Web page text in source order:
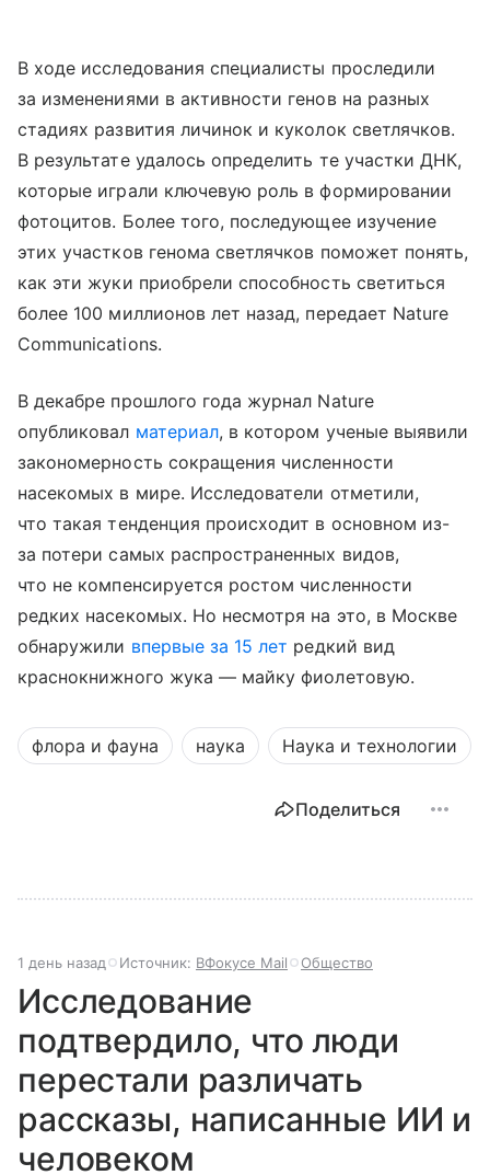
В ходе исследования специалисты проследили
за изменениями в активности генов на разных
стадиях развития личинок и куколок светлячков.
В результате удалось определить те участки ДНК,
которые играли ключевую роль в формировании
фотоцитов. Более того, последующее изучение
этих участков генома светлячков поможет понять,
как эти жуки приобрели способность светиться
более 100 миллионов лет назад, передает Nature
Communications.
В декабре прошлого года журнал Naturе
опубликовал материал, в котором ученые выявили
закономерность сокращения численности
насекомых в мире. Исследователи отметили,
что такая тенденция происходит в основном из-
за потери самых распространенных видов,
что не компенсируется ростом численности
редких насекомых. Но несмотря на это, в Москве
обнаружили впервые за 15 лет редкий вид
краснокнижного жука — майку фиолетовую.
флора и фауна наука Наука и технологии
Поделиться
1 день назад Источник: ВФокусе Mail Общество
Исследование
подтвердило, что люди
перестали различать
рассказы, написанные ИИ и
человеком